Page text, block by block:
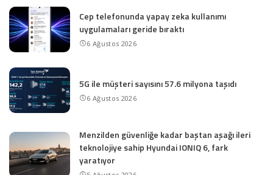
Cep telefonunda yapay zeka kullanımı
uygulamaları geride bıraktı
6 Ağustos 2026
5G ile müşteri sayısını 57.6 milyona taşıdı
6 Ağustos 2026
Menzilden güvenliğe kadar baştan aşağı ileri
teknolojiye sahip Hyundai IONIQ 6, fark
yaratıyor